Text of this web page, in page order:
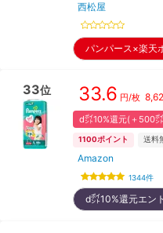
西松屋
パンパース×楽
33位 33.6 円/枚
d㌽10%還元(＋500
1100ポイント 送料
Amazon
1344件
d㌽10%還元エ